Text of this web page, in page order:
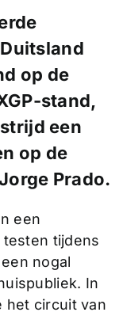
op de
stand,
een
op de
Prado.
een
tijdens
nogal
In
het circuit van